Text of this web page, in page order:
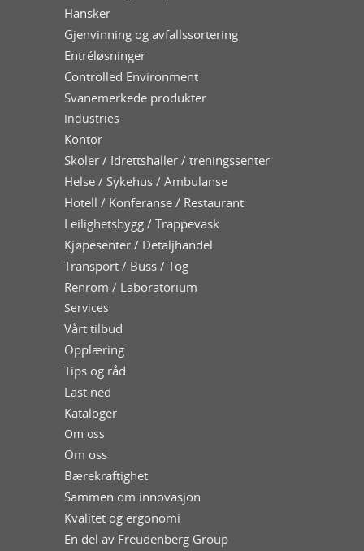
Hansker
Gjenvinning og avfallssortering
Entréløsninger
Controlled Environment
Svanemerkede produkter
Industries
Kontor
Skoler / Idrettshaller / treningssenter
Helse / Sykehus / Ambulanse
Hotell / Konferanse / Restaurant
Leilighetsbygg / Trappevask
Kjøpesenter / Detaljhandel
Transport / Buss / Tog
Renrom / Laboratorium
Services
Vårt tilbud
Opplæring
Tips og råd
Last ned
Kataloger
Om oss
Om oss
Bærekraftighet
Sammen om innovasjon
Kvalitet og ergonomi
En del av Freudenberg Group